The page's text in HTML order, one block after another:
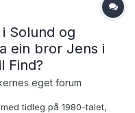
Solund og
ein bror Jens i
Find?
eget forum
tidleg på 1980-talet,